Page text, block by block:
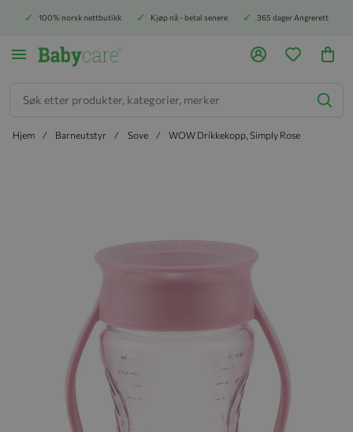
100% norsk nettbutikk Kjøp nå - betal senere 365 dager Angrerett
Hjem Barneutstyr Sove WOW Drikkekopp, Simply Rose